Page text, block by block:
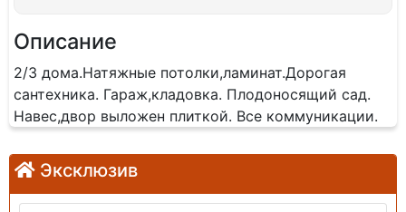
Описание
2/3 дома.Натяжные потолки,ламинат.Дорогая
сантехника. Гараж,кладовка. Плодоносящий сад.
Навес,двор выложен плиткой. Все коммуникации.
Эксклюзив